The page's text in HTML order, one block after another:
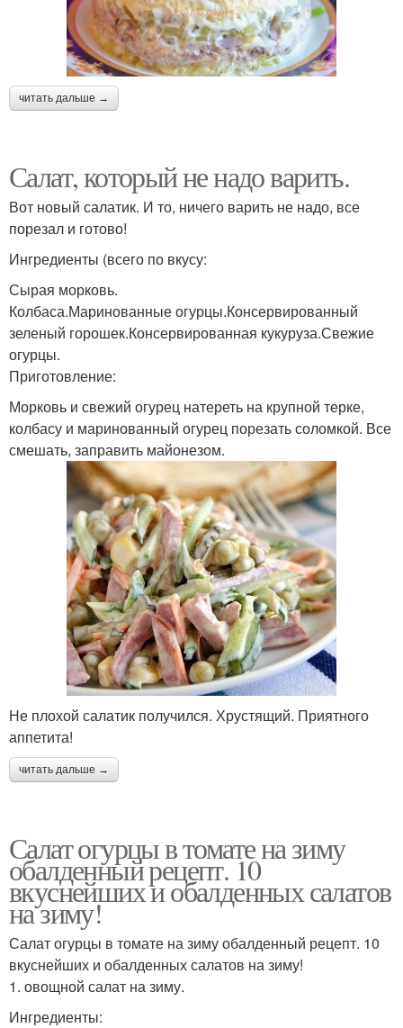
читать дальше →
Салат, который не надо варить.
Вот новый салатик. И то, ничего варить не надо, все
порезал и готово!
Ингредиенты (всего по вкусу:
Сырая морковь.
Колбаса.Маринованные огурцы.Консервированный
зеленый горошек.Консервированная кукуруза.Свежие
огурцы.
Приготовление:
Морковь и свежий огурец натереть на крупной терке,
колбасу и маринованный огурец порезать соломкой. Все
смешать, заправить майонезом.
Не плохой салатик получился. Хрустящий. Приятного
аппетита!
читать дальше →
Салат огурцы в томате на зиму
обалденный рецепт. 10
вкуснейших и обалденных салатов
на зиму!
Салат огурцы в томате на зиму обалденный рецепт. 10
вкуснейших и обалденных салатов на зиму!
1. овощной салат на зиму.
Ингредиенты: